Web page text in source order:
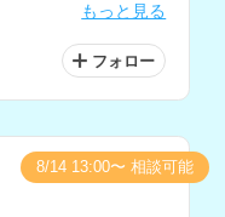
も得意とされていま
もっと見る
フォロー
8/14 13:00〜 相談可能